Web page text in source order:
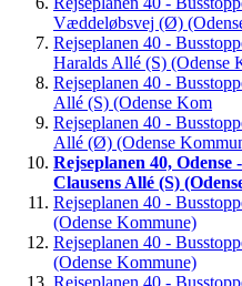
Væddeløbsvej (Ø)
Rejseplanen 40 -
Haralds Allé (S) (Odense
Rejseplanen 40 -
Allé (S) (Odense Kom
Rejseplanen 40 -
Allé (Ø) (Odense
Rejseplanen 40, Odense
Clausens Allé (S)
Rejseplanen 40 -
(Odense Kommune)
Rejseplanen 40 -
(Odense Kommune)